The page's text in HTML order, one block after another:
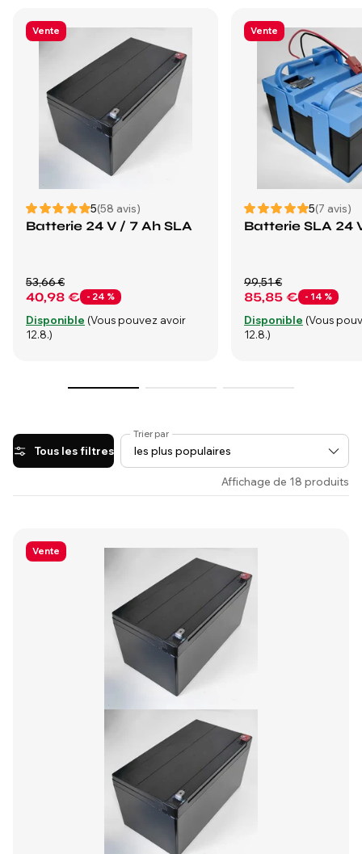
Vente
5(58 avis)
Batterie 24 V / 7 Ah SLA
40,98 € - 24 %
53,66 €
Disponible (Vous pouvez avoir
12.8.)
Vente
5(7 avis)
Batterie SLA 24
85,85 € - 14 %
99,51 €
Disponible (Vous
12.8.)
Tous les filtres
Trier par
Affichage de 18 produits
Vente